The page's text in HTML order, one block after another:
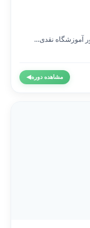
نقدی...
مشاهده دوره◀